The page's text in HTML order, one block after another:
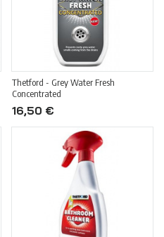
Thetford - Grey Water Fresh
Concentrated
16,50 €